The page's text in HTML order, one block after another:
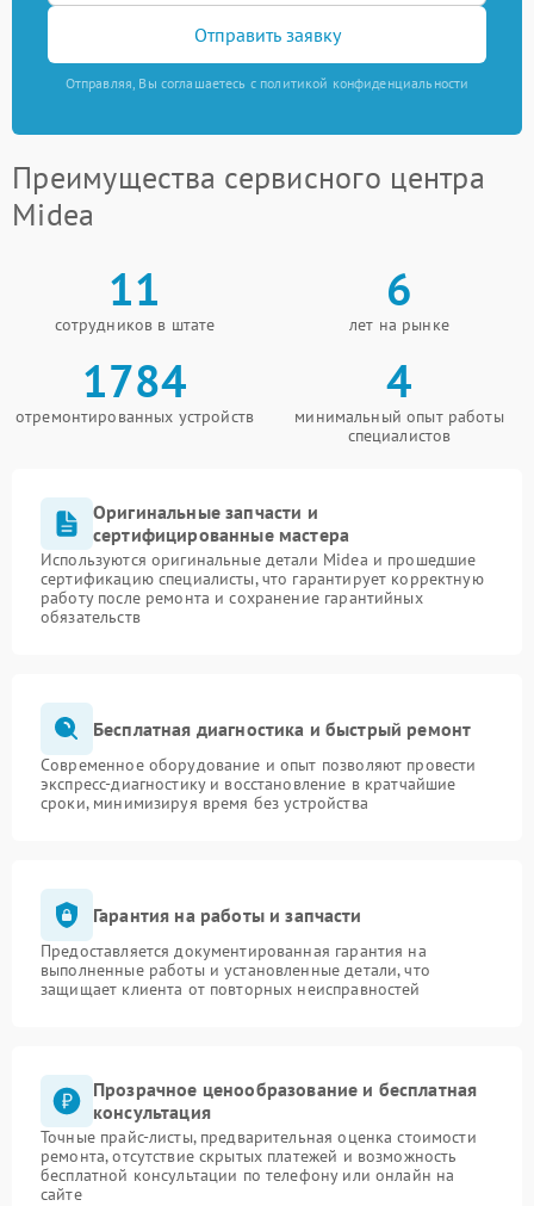
Отправить заявку
Отправляя, Вы соглашаетесь с политикой конфиденциальности
Преимущества сервисного центра
Midea
11
сотрудников в штате
6
лет на рынке
1784
отремонтированных устройств
4
минимальный опыт работы
специалистов
Оригинальные запчасти и
сертифицированные мастера
Используются оригинальные детали Midea и прошедшие
сертификацию специалисты, что гарантирует корректную
работу после ремонта и сохранение гарантийных
обязательств
Бесплатная диагностика и быстрый ремонт
Современное оборудование и опыт позволяют провести
экспресс-диагностику и восстановление в кратчайшие
сроки, минимизируя время без устройства
Гарантия на работы и запчасти
Предоставляется документированная гарантия на
выполненные работы и установленные детали, что
защищает клиента от повторных неисправностей
Прозрачное ценообразование и бесплатная
консультация
Точные прайс-листы, предварительная оценка стоимости
ремонта, отсутствие скрытых платежей и возможность
бесплатной консультации по телефону или онлайн на
сайте